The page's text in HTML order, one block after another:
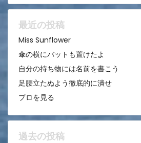
ョ
ン
最近の投稿
Miss Sunflower
傘の横にバットも置けたよ
自分の持ち物には名前を書こう
足腰立たぬよう徹底的に潰せ
プロを見る
過去の投稿